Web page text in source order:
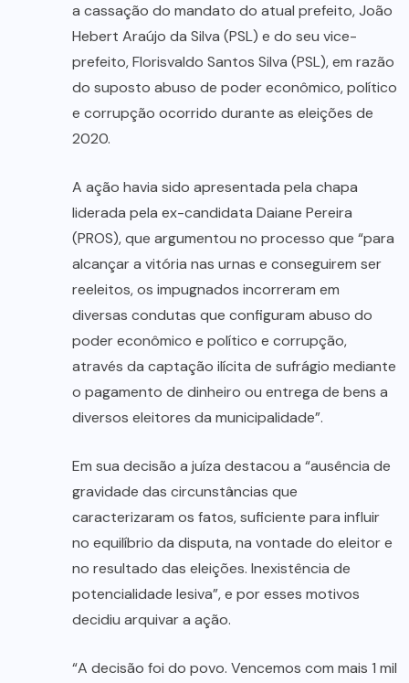
a cassação do mandato do atual prefeito, João
Hebert Araújo da Silva (PSL) e do seu vice-
prefeito, Florisvaldo Santos Silva (PSL), em razão
do suposto abuso de poder econômico, político
e corrupção ocorrido durante as eleições de
2020.
A ação havia sido apresentada pela chapa
liderada pela ex-candidata Daiane Pereira
(PROS), que argumentou no processo que “para
alcançar a vitória nas urnas e conseguirem ser
reeleitos, os impugnados incorreram em
diversas condutas que configuram abuso do
poder econômico e político e corrupção,
através da captação ilícita de sufrágio mediante
o pagamento de dinheiro ou entrega de bens a
diversos eleitores da municipalidade”.
Em sua decisão a juíza destacou a “ausência de
gravidade das circunstâncias que
caracterizaram os fatos, suficiente para influir
no equilíbrio da disputa, na vontade do eleitor e
no resultado das eleições. Inexistência de
potencialidade lesiva”, e por esses motivos
decidiu arquivar a ação.
“A decisão foi do povo. Vencemos com mais 1 mil